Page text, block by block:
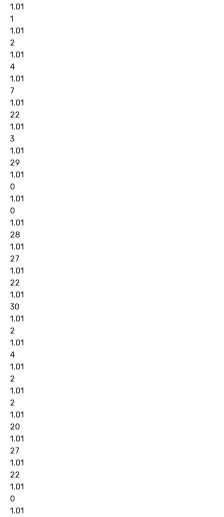
1.01
1
1.01
2
1.01
4
1.01
7
1.01
22
1.01
3
1.01
29
1.01
0
1.01
0
1.01
28
1.01
27
1.01
22
1.01
30
1.01
2
1.01
4
1.01
2
1.01
2
1.01
20
1.01
27
1.01
22
1.01
0
1.01